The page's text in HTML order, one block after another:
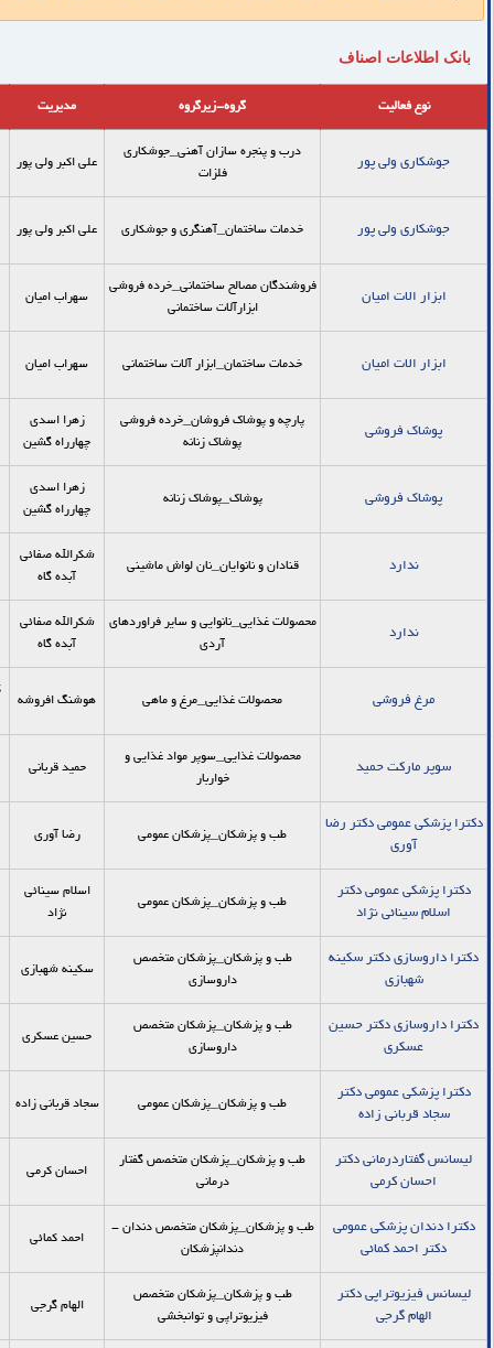
بانک اطلاعات اصناف
نوع فعالیت گروه-زیرگروه مدیریت
جوشکاری ولی پور
درب و پنجره سازان آهنی_جوشکاری
فلزات
علی اکبر ولی پور
جوشکاری ولی پور خدمات ساختمان_آهنگری و جوشکاری علی اکبر ولی پور
ابزار الات امیان
فروشندگان مصالح ساختمانی_خرده فروشي
ابزارآلات ساختماني
سهراب امیان
ابزار الات امیان خدمات ساختمان_ابزار آلات ساختمانی سهراب امیان
پوشاک فروشی
پارچه و پوشاک فروشان_خرده فروشي
پوشاك زنانه
زهرا اسدی
چهارراه گشین
پوشاک فروشی پوشاک_پوشاک زنانه
زهرا اسدی
چهارراه گشین
ندارد قنادان و نانوایان_نان لواش ماشيني
شکرالله صفائی
آبده گاه
ندارد
محصولات غذایی_نانوایی و سایر فراوردهای
آردی
شکرالله صفائی
آبده گاه
مرغ فروشی محصولات غذایی_مرغ و ماهی هوشنگ افروشه
سوپر مارکت حمید
محصولات غذایی_سوپر مواد غذایی و
خواربار
حمید قربانی
دکترا پزشکي عمومي دکتر رضا
آوري
طب و پزشکان_پزشكان عمومی رضا آوري
دکترا پزشکي عمومي دکتر
اسلام سينائي نژاد
طب و پزشکان_پزشكان عمومی
اسلام سينائي
نژاد
دکترا داروسازي دکتر سکينه
شهبازي
طب و پزشکان_پزشکان متخصص
داروسازی
سکينه شهبازي
دکترا داروسازي دکتر حسين
عسکري
طب و پزشکان_پزشکان متخصص
داروسازی
حسين عسکري
دکترا پزشکي عمومي دکتر
سجاد قرباني زاده
طب و پزشکان_پزشكان عمومی سجاد قرباني زاده
ليسانس گفتاردرماني دکتر
احسان کرمي
طب و پزشکان_پزشکان متخصص گفتار
درمانی
احسان کرمي
دکترا دندان پزشکي عمومي
دکتر احمد کمائي
طب و پزشکان_پزشکان متخصص دندان -
دندانپزشكان
احمد کمائي
ليسانس فيزيوتراپي دکتر
الهام گرجي
طب و پزشکان_پزشکان متخصص
فیزیوتراپی و توانبخشی
الهام گرجي